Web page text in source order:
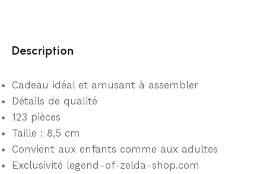
Description
Cadeau idéal et amusant à assembler
Détails de qualité
123 pièces
Taille : 8,5 cm
Convient aux enfants comme aux adultes
Exclusivité legend-of-zelda-shop.com